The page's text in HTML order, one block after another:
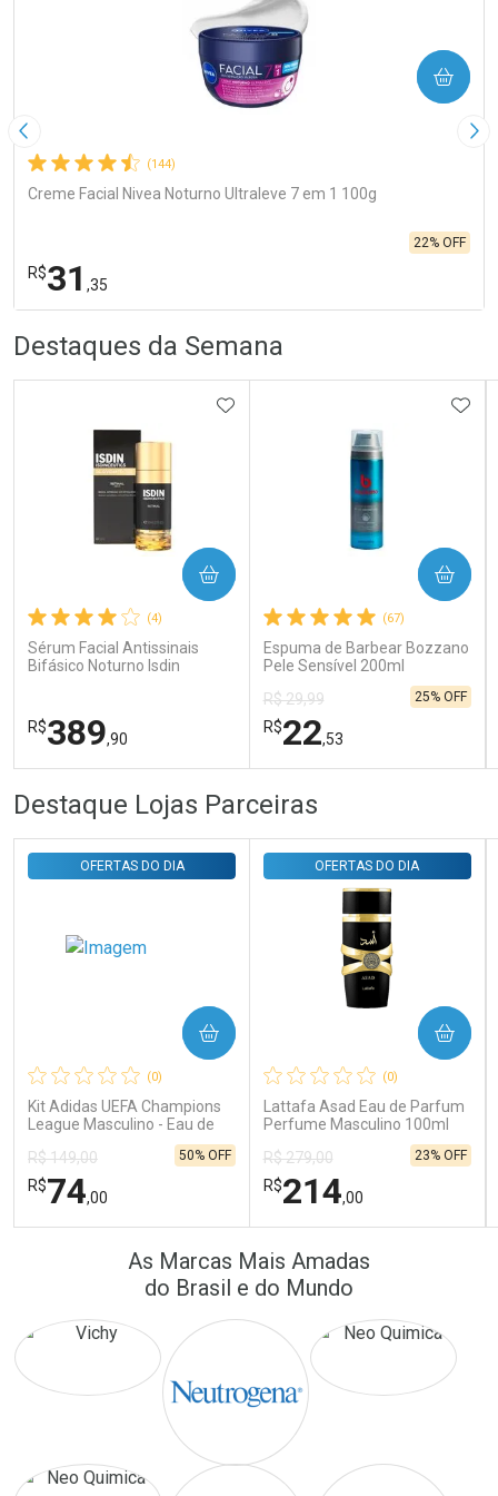
Imagem Anterior
(144)
Creme Facial Nivea Noturno Ultraleve 7 em 1 100g
R$31 ,35
22% OFF
COMPRAR
Laboratório
Ativar Desconto
Comprar sem Desconto
Por R$ 31,35/cada
Por Menos
Comprar sem Desconto
Por R$ 31,35/cada
Destaques da Semana
(4)
Sérum Facial Antissinais
Bifásico Noturno Isdin
R$389,90
ADICIONAR AOS FAVORITOS
COMPRAR
FECHAR
Laboratório
Comprar sem Desconto
Por R$ 389,90/cada
FECHAR
Por Menos
Comprar sem Desconto
Por R$ 389,90/cada
(67)
Espuma de Barbear Bozzano
Pele Sensível 200ml
R$ 29,99
R$22,53
25% OFF
COMPRAR
Comprar sem Desconto
Por R$ 22,53/cada
Por Menos
Comprar sem Desconto
Por R$ 22,53/cada
Destaque Lojas Parceiras
(0)
Kit Adidas UEFA Champions
League Masculino - Eau de
Toilette 100ml + Shower Gel
250ml
OFERTAS DO DIA
R$ 149,00
R$74,00
50% OFF
COMPRAR
FECHAR
FECHAR
Por Menos
(0)
Lattafa Asad Eau de Parfum
Perfume Masculino 100ml
OFERTAS DO DIA
R$ 279,00
R$214,00
23% OFF
COMPRAR
Laboratório
Por Menos
As Marcas Mais Amadas
do Brasil e do Mundo